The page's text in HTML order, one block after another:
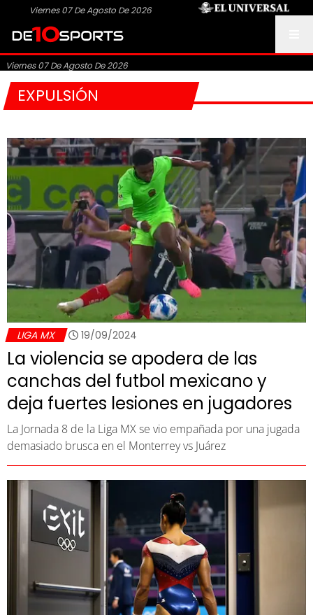
Viernes 07 De Agosto De 2026
Viernes 07 De Agosto De 2026
EXPULSIÓN
LIGA MX 19/09/2024
La violencia se apodera de las
canchas del futbol mexicano y
deja fuertes lesiones en jugadores
La Jornada 8 de la Liga MX se vio empañada por una jugada
demasiado brusca en el Monterrey vs Juárez